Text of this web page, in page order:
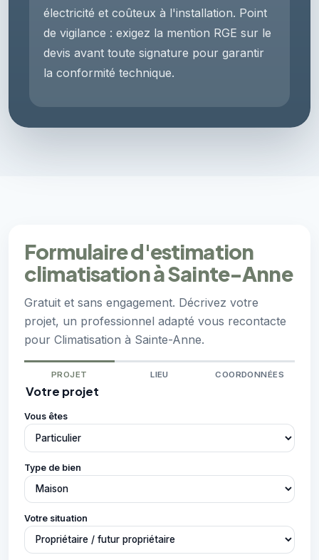
électricité et coûteux à l'installation. Point
de vigilance : exigez la mention RGE sur le
devis avant toute signature pour garantir
la conformité technique.
Formulaire d'estimation
climatisation à Sainte-Anne
Gratuit et sans engagement. Décrivez votre
projet, un professionnel adapté vous recontacte
pour Climatisation à Sainte-Anne.
PROJET LIEU COORDONNÉES
Votre projet
Vous êtes
Type de bien
Votre situation